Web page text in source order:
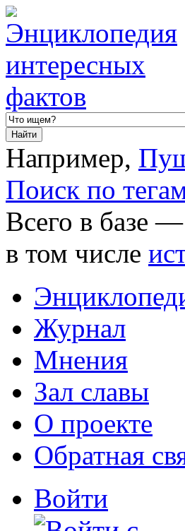
Например,
Поиск по
Всего в базе —
в том числе
Журнал
Мнения
Зал славы
О проекте
Обратная
Войти